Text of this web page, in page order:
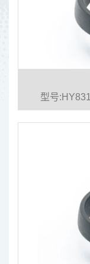
型号